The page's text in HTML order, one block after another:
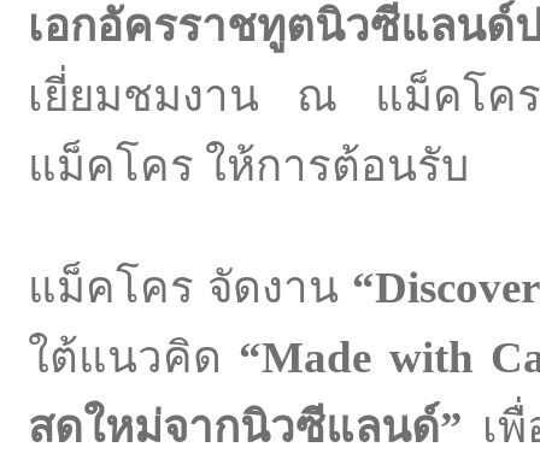
เอกอัครราชทูตนิวซีแลนด์
เยี่ยมชมงาน ณ แม็คโค
แม็คโคร ให้การต้อนรับ
แม็คโคร จัดงาน
ใต้แนวคิด “Made with
สดใหม่จากนิวซีแลนด์” เ